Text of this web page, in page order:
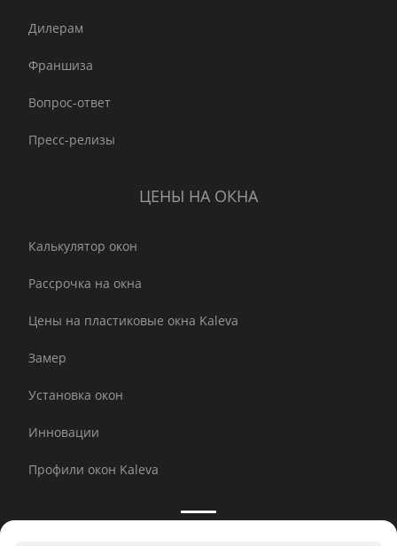
Дилерам
Франшиза
Вопрос-ответ
Пресс-релизы
ЦЕНЫ НА ОКНА
Калькулятор окон
Рассрочка на окна
Цены на пластиковые окна Kaleva
Замер
Установка окон
Инновации
Профили окон Kaleva
Принимаем к оплате: